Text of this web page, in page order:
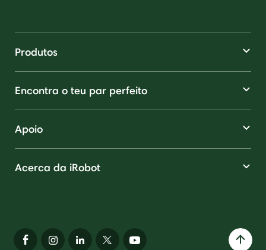
Produtos
Encontra o teu par perfeito
Apoio
Acerca da iRobot